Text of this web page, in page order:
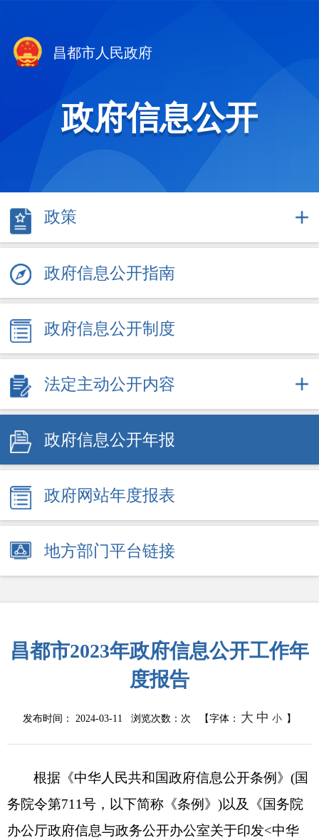
昌都市人民政府
政府信息公开
政策
政府信息公开指南
政府信息公开制度
法定主动公开内容
政府信息公开年报
政府网站年度报表
地方部门平台链接
昌都市2023年政府信息公开工作年
度报告
发布时间： 2024-03-11 浏览次数： 次 【字体： 大 中 小 】
根据《中华人民共和国政府信息公开条例》(国
务院令第711号，以下简称《条例》)以及《国务院
办公厅政府信息与政务公开办公室关于印发<中华